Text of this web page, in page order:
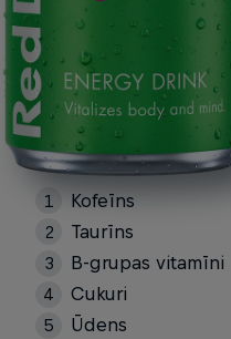
Kofeīns
Taurīns
B-grupas vitamīni
Cukuri
Ūdens